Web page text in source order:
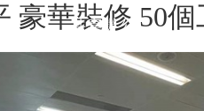
共享辦公
豪華裝修 50